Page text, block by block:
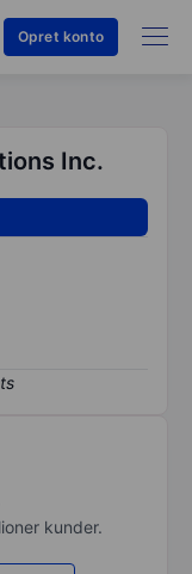
Opret konto
Inc.
kunder.